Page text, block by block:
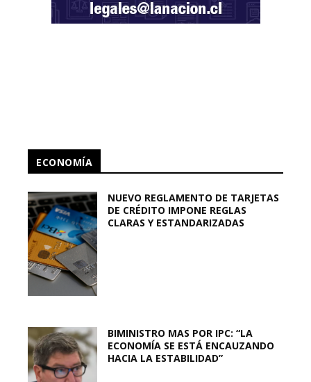
ECONOMÍA
NUEVO REGLAMENTO DE TARJETAS
DE CRÉDITO IMPONE REGLAS
CLARAS Y ESTANDARIZADAS
BIMINISTRO MAS POR IPC: “LA
ECONOMÍA SE ESTÁ ENCAUZANDO
HACIA LA ESTABILIDAD”